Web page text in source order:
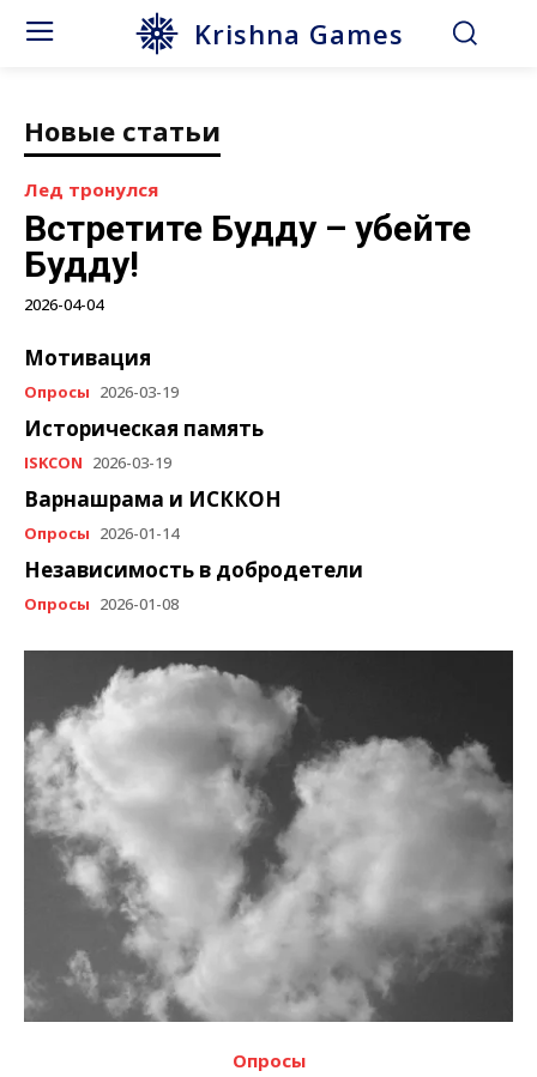
Krishna Games
Новые статьи
Лед тронулся
Встретите Будду – убейте
Будду!
2026-04-04
Мотивация
Опросы 2026-03-19
Историческая память
ISKCON 2026-03-19
Варнашрама и ИСККОН
Опросы 2026-01-14
Независимость в добродетели
Опросы 2026-01-08
Опросы